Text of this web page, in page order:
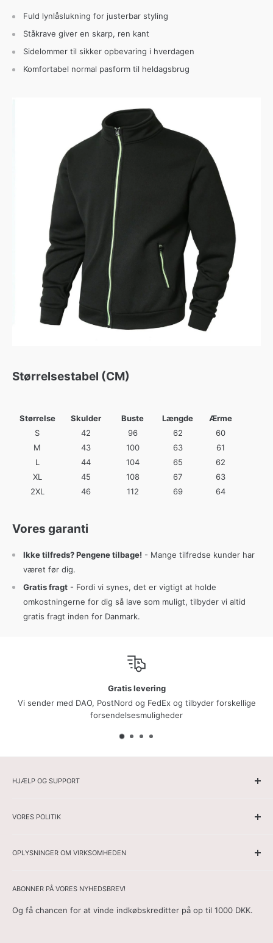
Fuld lynlåslukning for justerbar styling
Ståkrave giver en skarp, ren kant
Sidelommer til sikker opbevaring i hverdagen
Komfortabel normal pasform til heldagsbrug
Størrelsestabel (CM)
Størrelse Skulder Buste Længde
Ærme
S
42 96 62
60
M
43 100 63
61
L
44 104 65
62
XL
45 108 67
63
2XL
46 112 69 64
Vores garanti
Ikke tilfreds? Pengene tilbage! - Mange tilfredse kunder har
været før dig.
Gratis fragt - Fordi vi synes, det er vigtigt at holde
omkostningerne for dig så lave som muligt, tilbyder vi altid
gratis fragt inden for Danmark.
Gratis levering
Vi sender med DAO, PostNord og FedEx og tilbyder forskellige
forsendelsesmuligheder
HJÆLP OG SUPPORT
Herrer
Spore din ordre
Kontakt
VORES POLITIK
Cookiepolitik
Fortrolighedspolitik
Generelle vilkår og betingelser
OPLYSNINGER OM VIRKSOMHEDEN
Adresse:Torenlaan 5b, Bussum 1402 AT, Holland
Kontaktformular:
ABONNER PÅ VORES NYHEDSBREV!
Og få chancen for at vinde indkøbskreditter på op til 1000 DKK.